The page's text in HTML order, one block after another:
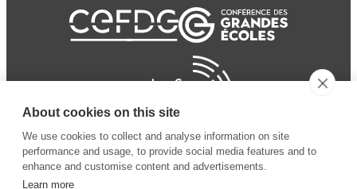
About cookies on this site
We use cookies to collect and analyse information on site
performance and usage, to provide social media features and to
enhance and customise content and advertisements.
Learn more